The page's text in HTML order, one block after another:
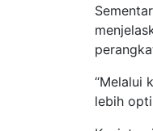
“Melalui
lebih